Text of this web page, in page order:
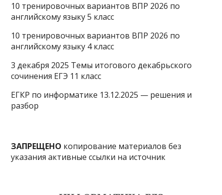
10 тренировочных вариантов ВПР 2026 по
английскому языку 5 класс
10 тренировочных вариантов ВПР 2026 по
английскому языку 4 класс
3 декабря 2025 Темы итогового декабрьского
сочинения ЕГЭ 11 класс
ЕГКР по информатике 13.12.2025 — решения и
разбор
ЗАПРЕЩЕНО копирование материалов без
указания активные ссылки на источник